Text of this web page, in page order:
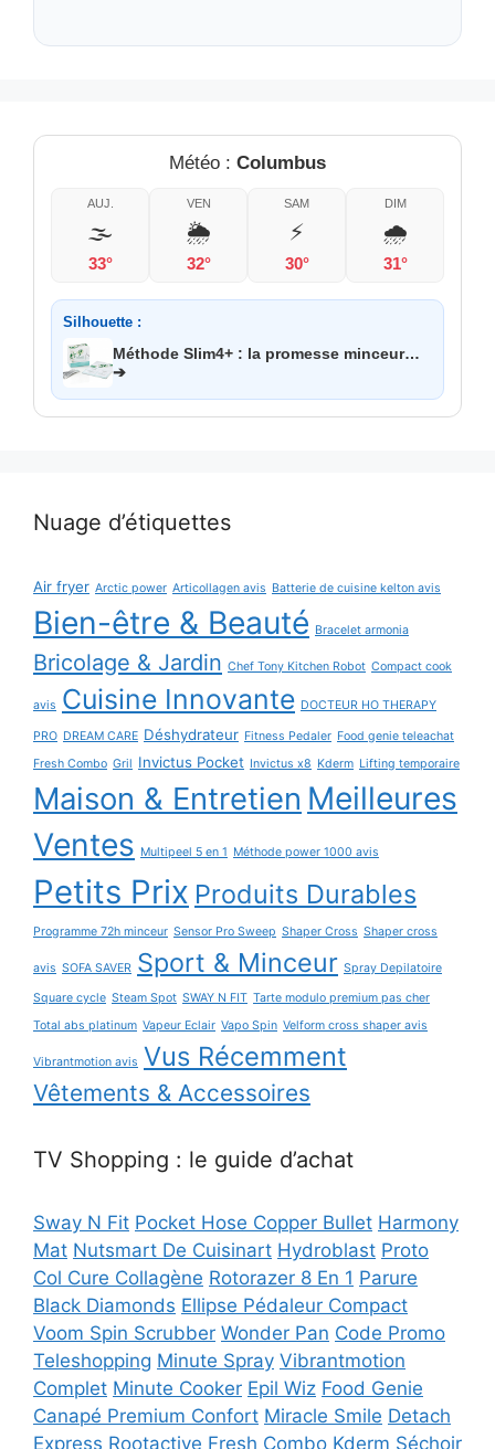
Météo : Columbus
AUJ.
🌫️
33°
VEN
🌦️
32°
SAM
⚡
30°
DIM
🌧️
31°
Silhouette :
Méthode Slim4+ : la promesse minceur…
➔
Nuage d’étiquettes
Air fryer Arctic power Articollagen avis Batterie de cuisine kelton avis
Bien-être & Beauté Bracelet armonia
Bricolage & Jardin Chef Tony Kitchen Robot Compact cook
avis Cuisine Innovante DOCTEUR HO THERAPY
PRO DREAM CARE Déshydrateur Fitness Pedaler Food genie teleachat
Fresh Combo Gril Invictus Pocket Invictus x8 Kderm Lifting temporaire
Maison & Entretien Meilleures
Ventes Multipeel 5 en 1 Méthode power 1000 avis
Petits Prix Produits Durables
Programme 72h minceur Sensor Pro Sweep Shaper Cross Shaper cross
avis SOFA SAVER Sport & Minceur Spray Depilatoire
Square cycle Steam Spot SWAY N FIT Tarte modulo premium pas cher
Total abs platinum Vapeur Eclair Vapo Spin Velform cross shaper avis
Vibrantmotion avis Vus Récemment
Vêtements & Accessoires
TV Shopping : le guide d’achat
Sway N Fit Pocket Hose Copper Bullet Harmony
Mat Nutsmart De Cuisinart Hydroblast Proto
Col Cure Collagène Rotorazer 8 En 1 Parure
Black Diamonds Ellipse Pédaleur Compact
Voom Spin Scrubber Wonder Pan Code Promo
Teleshopping Minute Spray Vibrantmotion
Complet Minute Cooker Epil Wiz Food Genie
Canapé Premium Confort Miracle Smile Detach
Express Rootactive Fresh Combo Kderm Séchoir